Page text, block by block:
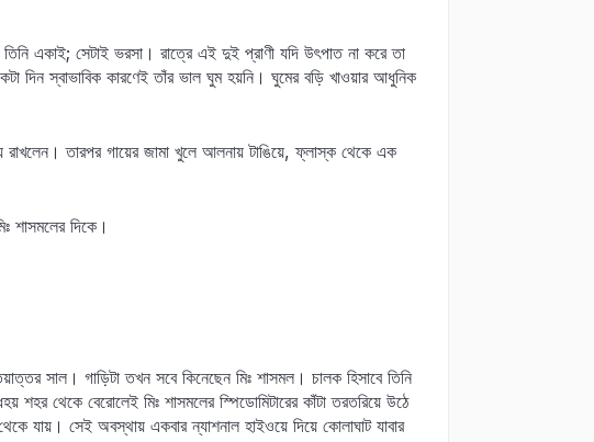
একাই; সেটাই ভরসা। রাত্রে এই দুই প্রাণী যদি উৎপাত না করে তা
দিন স্বাভাবিক কারণেই তাঁর ভাল ঘুম হয়নি। ঘুমের বড়ি খাওয়ার আধুনিক
রাখলেন। তারপর গায়ের জামা খুলে আলনায় টাঙিয়ে, ফ্লাস্ক থেকে এক
শাসমলের দিকে।
সাল। গাড়িটা তখন সবে কিনেছেন মিঃ শাসমল। চালক হিসাবে তিনি
শহর থেকে বেরোলেই মিঃ শাসমলের স্পিডোমিটারের কাঁটা তরতরিয়ে উঠে
যায়। সেই অবস্থায় একবার ন্যাশনাল হাইওয়ে দিয়ে কোলাঘাট যাবার